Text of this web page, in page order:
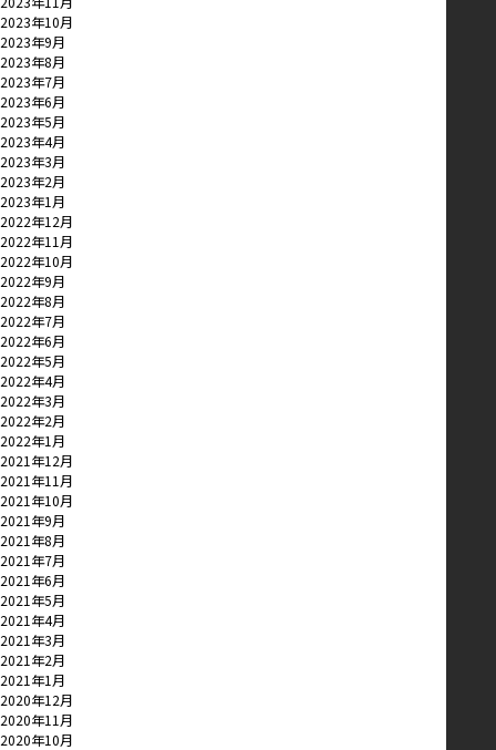
2023年10月
2023年9月
2023年8月
2023年7月
2023年6月
2023年5月
2023年4月
2023年3月
2023年2月
2023年1月
2022年12月
2022年11月
2022年10月
2022年9月
2022年8月
2022年7月
2022年6月
2022年5月
2022年4月
2022年3月
2022年2月
2022年1月
2021年12月
2021年11月
2021年10月
2021年9月
2021年8月
2021年7月
2021年6月
2021年5月
2021年4月
2021年3月
2021年2月
2021年1月
2020年12月
2020年11月
2020年10月